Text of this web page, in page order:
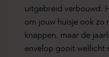
uitgebreid verbouwd.
om jouw huisje ook zo
knappen, maar de
envelop gooit wellicht